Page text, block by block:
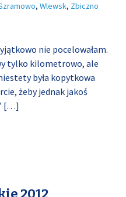
, Wlewsk, Zbiczno
nie pocelowałam.
tylko kilometrowo, ale
była kopytkowa
żeby jednak jakoś
[…]
2012